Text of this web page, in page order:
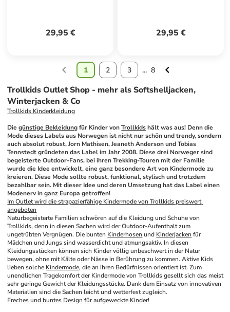
29,95 € 29,95 €
1 2 3 ... 8
Trollkids Outlet Shop - mehr als Softshelljacken,
Winterjacken & Co
Trollkids Kinderkleidung
Die günstige Bekleidung für Kinder von Trollkids hält was aus! Denn die
Mode dieses Labels aus Norwegen ist nicht nur schön und trendy, sondern
auch absolut robust. Jorn Mathisen, Jeaneth Anderson und Tobias
Tennstedt gründeten das Label im Jahr 2008. Diese drei Norweger sind
begeisterte Outdoor-Fans, bei ihren Trekking-Touren mit der Familie
wurde die Idee entwickelt, eine ganz besondere Art von Kindermode zu
kreieren. Diese Mode sollte robust, funktional, stylisch und trotzdem
bezahlbar sein. Mit dieser Idee und deren Umsetzung hat das Label einen
Modenerv in ganz Europa getroffen!
Im Outlet wird die strapazierfähige Kindermode von Trollkids preiswert
angeboten
Naturbegeisterte Familien schwören auf die Kleidung und Schuhe von
Trollkids, denn in diesen Sachen wird der Outdoor-Aufenthalt zum
ungetrübten Vergnügen. Die bunten Kinderhosen und Kinderjacken für
Mädchen und Jungs sind wasserdicht und atmungsaktiv. In diesen
Kleidungsstücken können sich Kinder völlig unbeschwert in der Natur
bewegen, ohne mit Kälte oder Nässe in Berührung zu kommen. Aktive Kids
lieben solche Kindermode, die an ihren Bedürfnissen orientiert ist. Zum
unendlichen Tragekomfort der Kindermode von Trollkids gesellt sich das meist
sehr geringe Gewicht der Kleidungsstücke. Dank dem Einsatz von innovativen
Materialien sind die Sachen leicht und wetterfest zugleich.
Freches und buntes Design für aufgeweckte Kinder!